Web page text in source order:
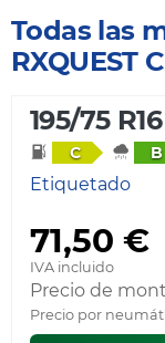
Todas las
RXQUEST
195/75 R16
C B
Etiquetado
71,50 €
IVA incluido
Precio de
Precio por